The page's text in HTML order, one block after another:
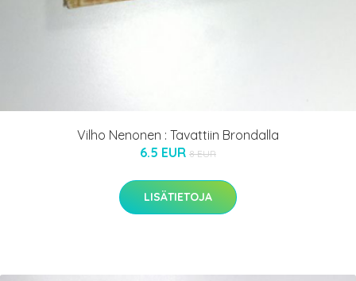
Vilho Nenonen : Tavattiin Brondalla
6.5 EUR 8 EUR
LISÄTIETOJA